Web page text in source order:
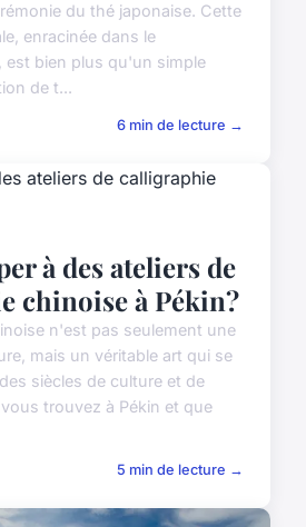
du thé japonaise. Cette
enracinée dans le
est bien plus qu'un simple
de t...
6 min de lecture →
à des ateliers de
chinoise à Pékin?
n'est pas seulement une
mais un véritable art qui se
siècles de culture et de
trouvez à Pékin et que
5 min de lecture →